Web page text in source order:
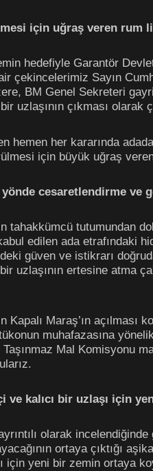
için uğraş veren rum
hedefiyle Garantör
çekincelerimiz Sayın
BM Genel Sekreteri
uzlaşının çıkması
hemen her kararında
için büyük uğraş
cesaretlendirme ve
tahakkümcü tutumundan
edilen ada etrafındaki
güven ve istikrarı
uzlaşının ertesine atma
Kapalı Maraş’ın
muhafazasına
Taşınmaz Mal Komisyonu
ve kalıcı bir uzlaşı için
olarak
ortaya çıktığı
için yeni bir zemin ortaya